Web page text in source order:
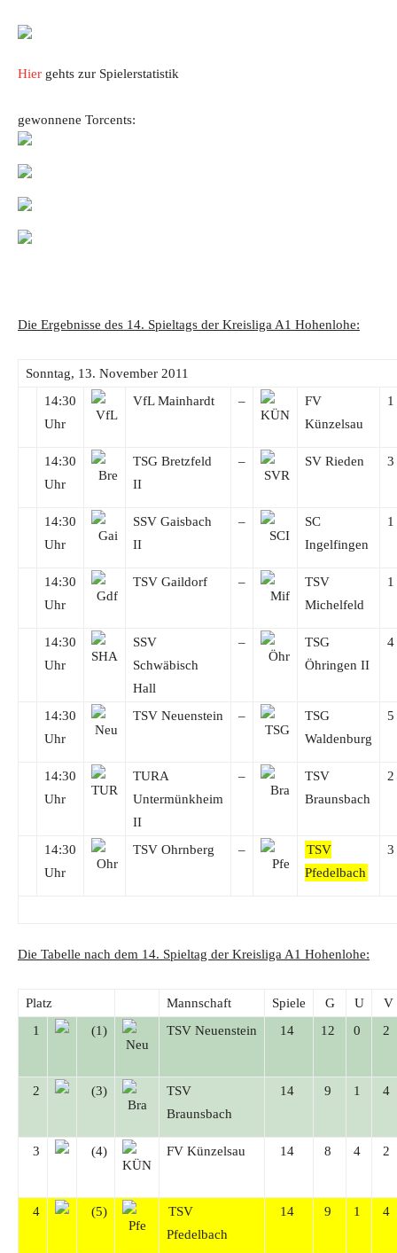
Hier gehts zur Spielerstatistik
gewonnene Torcents:
Die Ergebnisse des 14. Spieltags der Kreisliga A1 Hohenlohe:
Sonntag, 13. November 2011
14:30
Uhr
VfL Mainhardt –
FV
Künzelsau
1
14:30
Uhr
TSG Bretzfeld
II
– SV Rieden 3
14:30
Uhr
SSV Gaisbach
II
–
SC
Ingelfingen
1
14:30
Uhr
TSV Gaildorf –
TSV
Michelfeld
1
14:30
Uhr
SSV
Schwäbisch
Hall
–
TSG
Öhringen II
4
14:30
Uhr
TSV Neuenstein –
TSG
Waldenburg
5
14:30
Uhr
TURA
Untermünkheim
II
–
TSV
Braunsbach
2
14:30
Uhr
TSV Ohrnberg –
TSV
Pfedelbach
3
Die Tabelle nach dem 14. Spieltag der Kreisliga A1 Hohenlohe:
Platz Mannschaft Spiele G U
V
1
(1) TSV Neuenstein 14 12 0 2
2 (3)
TSV
Braunsbach
14 9 1 4
3 (4) FV Künzelsau 14 8 4 2
4 (5)
TSV
Pfedelbach
14 9 1 4